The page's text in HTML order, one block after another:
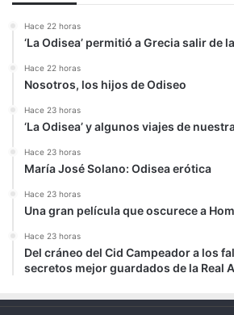
Hace 22 horas
‘La Odisea’ permitió a Grecia salir de
Hace 22 horas
Nosotros, los hijos de Odiseo
Hace 23 horas
‘La Odisea’ y algunos viajes de
Hace 23 horas
María José Solano: Odisea erótica
Hace 23 horas
Una gran película que oscurece a
Hace 23 horas
Del cráneo del Cid Campeador a los
secretos mejor guardados de la Real